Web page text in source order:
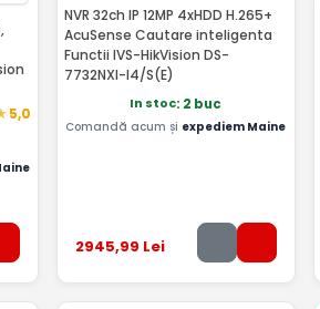
5,0
NVR 32ch IP 12MP 4xHDD H.265+
AcuSense Cautare inteligenta
Functii IVS-HikVision DS-
7732NXI-I4/S(E)
In stoc: 2 buc
Comandă acum și expediem Maine
2945,99 Lei